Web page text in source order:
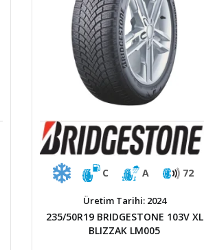
C A 72
Üretim Tarihi: 2024
235/50R19 BRIDGESTONE 103V XL
BLIZZAK LM005